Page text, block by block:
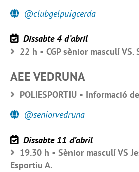
@clubgelpuigcerda
Dissabte 4 d’abril
22 h • CGP sènior masculí
AEE VEDRUNA
POLIESPORTIU • Informació
@seniorvedruna
Dissabte 11 d’abril
19.30 h • Sènior masculí VS
Esportiu A.